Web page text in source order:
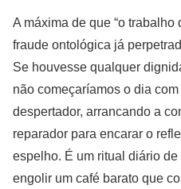
A máxima de que “o trabalho
fraude ontológica já
Se houvesse qualquer
não começaríamos o dia
despertador, arrancando a
reparador para encarar o
espelho. É um ritual diário
engolir um café barato que